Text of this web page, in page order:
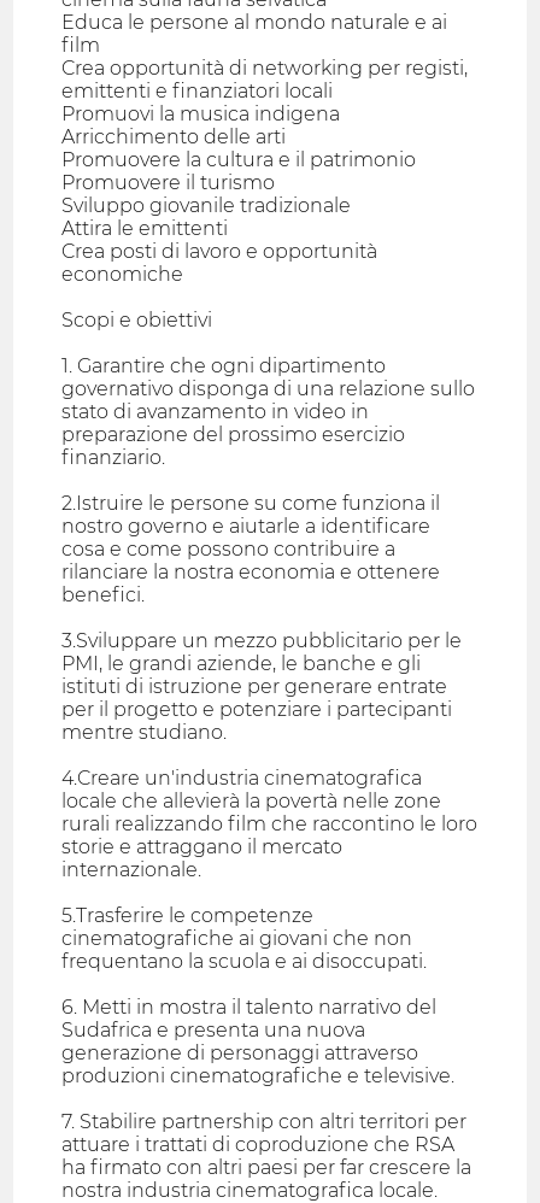
Educa le persone al mondo naturale e ai
film
Crea opportunità di networking per registi,
emittenti e finanziatori locali
Promuovi la musica indigena
Arricchimento delle arti
Promuovere la cultura e il patrimonio
Promuovere il turismo
Sviluppo giovanile tradizionale
Attira le emittenti
Crea posti di lavoro e opportunità
economiche
Scopi e obiettivi
1. Garantire che ogni dipartimento
governativo disponga di una relazione sullo
stato di avanzamento in video in
preparazione del prossimo esercizio
finanziario.
2.Istruire le persone su come funziona il
nostro governo e aiutarle a identificare
cosa e come possono contribuire a
rilanciare la nostra economia e ottenere
benefici.
3.Sviluppare un mezzo pubblicitario per le
PMI, le grandi aziende, le banche e gli
istituti di istruzione per generare entrate
per il progetto e potenziare i partecipanti
mentre studiano.
4.Creare un'industria cinematografica
locale che allevierà la povertà nelle zone
rurali realizzando film che raccontino le loro
storie e attraggano il mercato
internazionale.
5.Trasferire le competenze
cinematografiche ai giovani che non
frequentano la scuola e ai disoccupati.
6. Metti in mostra il talento narrativo del
Sudafrica e presenta una nuova
generazione di personaggi attraverso
produzioni cinematografiche e televisive.
7. Stabilire partnership con altri territori per
attuare i trattati di coproduzione che RSA
ha firmato con altri paesi per far crescere la
nostra industria cinematografica locale.